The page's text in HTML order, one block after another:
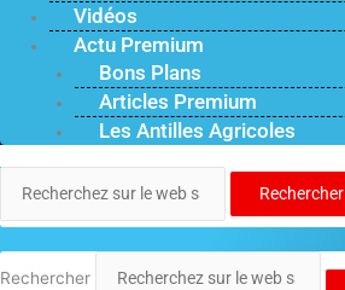
Vidéos
Actu Premium
Bons Plans
Articles Premium
Les Antilles Agricoles
Rechercher
Rechercher